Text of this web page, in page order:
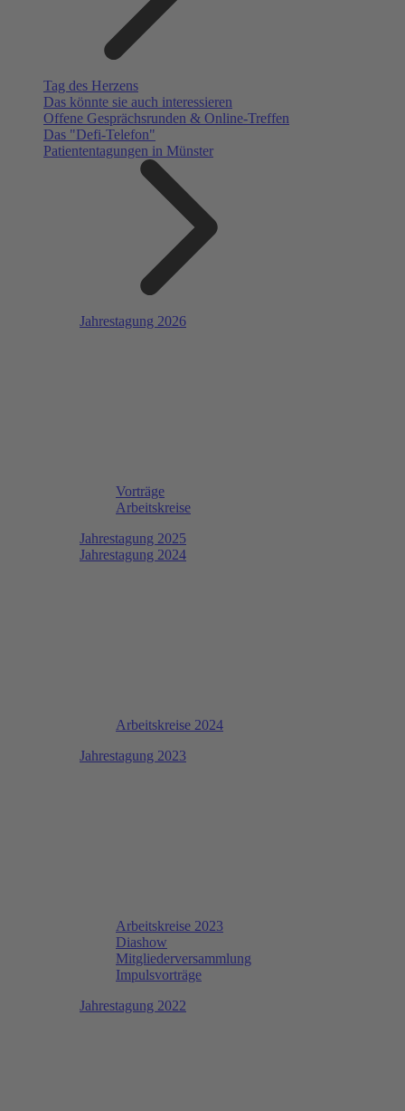
Tag des Herzens
Das könnte sie auch interessieren
Offene Gesprächsrunden & Online-Treffen
Das "Defi-Telefon"
Patiententagungen in Münster
Jahrestagung 2026
Vorträge
Arbeitskreise
Jahrestagung 2025
Jahrestagung 2024
Arbeitskreise 2024
Jahrestagung 2023
Arbeitskreise 2023
Diashow
Mitgliederversammlung
Impulsvorträge
Jahrestagung 2022